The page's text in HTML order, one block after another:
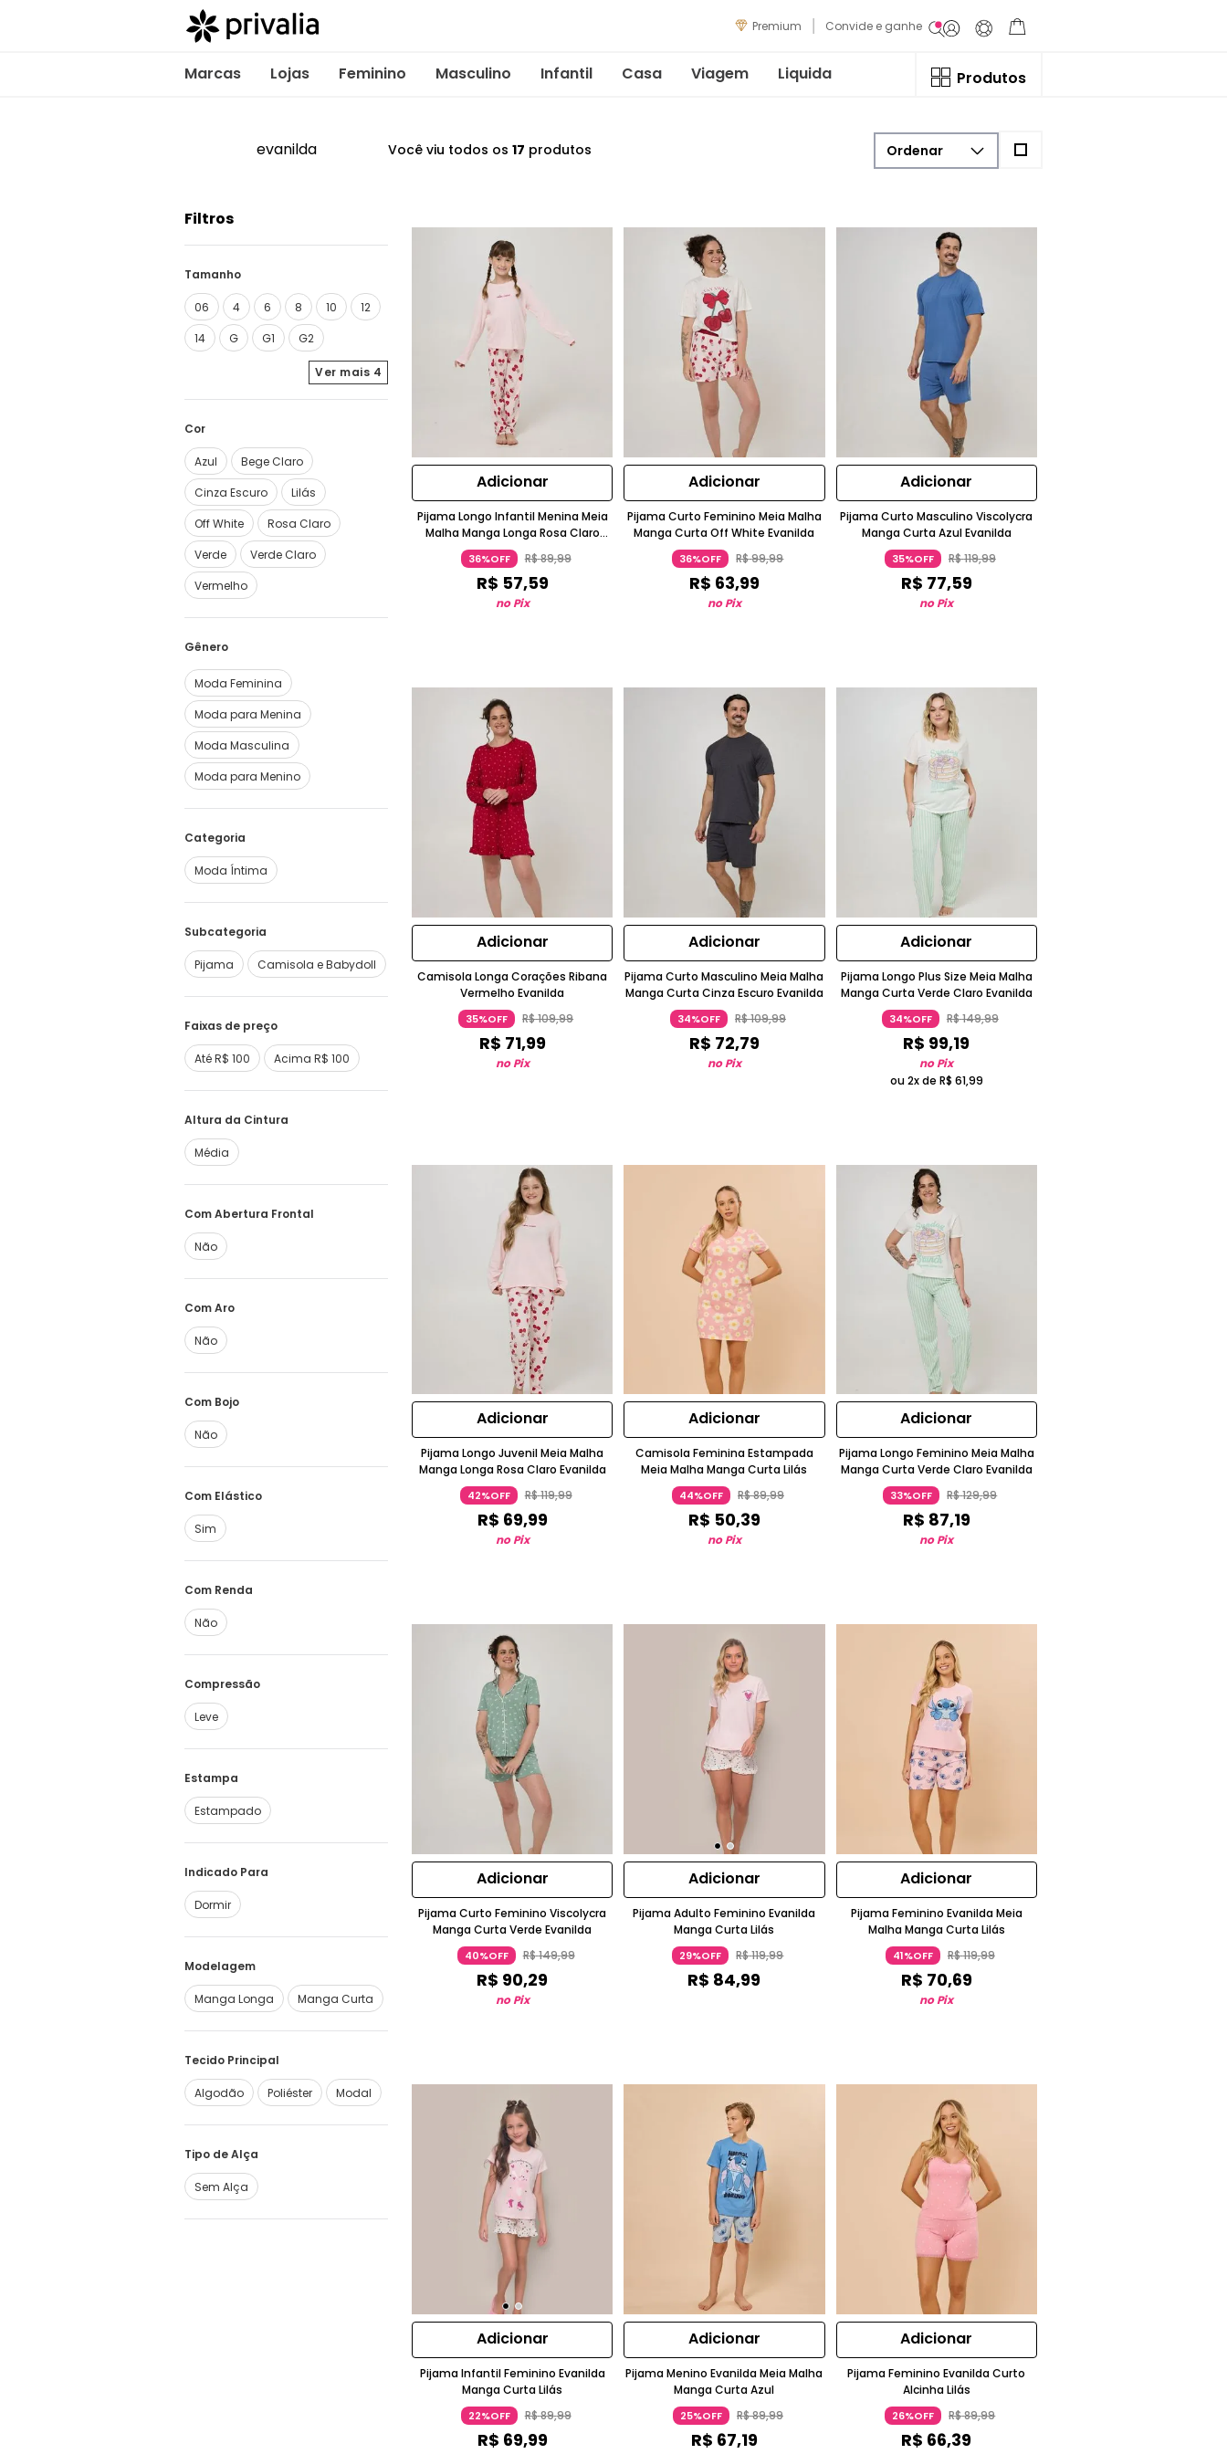
Premium Convide e ganhe
Marcas Lojas Feminino Masculino Infantil Casa Viagem Liquida Produtos
evanilda Você viu todos os 17 produtos
Filtros
Tamanho
06 4 6 8 10
12
14
G G1 G2
Ver mais 4
Cor
Azul
Bege Claro
Cinza Escuro
Lilás
Off White
Rosa Claro
Verde
Verde Claro
Vermelho
Moda Feminina
Moda para Menina
Moda Masculina
Moda para Menino
Categoria
Moda Íntima
Subcategoria
Pijama Camisola e Babydoll
Faixas de preço
Até R$ 100 Acima R$ 100
Altura da Cintura
Média
Com Abertura Frontal
Não
Com Aro
Não
Com Bojo
Não
Com Elástico
Sim
Com Renda
Não
Compressão
Leve
Estampa
Estampado
Indicado Para
Dormir
Modelagem
Manga Longa Manga Curta
Tecido Principal
Algodão Poliéster Modal
Tipo de Alça
Sem Alça
Adicionar
Pijama Longo Infantil Menina Meia
Malha Manga Longa Rosa Claro
Evanilda
36%OFF R$89,99
R$ 57,59
no Pix
Adicionar
Pijama Curto Feminino Meia Malha
Manga Curta Off White Evanilda
36%OFF R$99,99
R$ 63,99
no Pix
Adicionar
Pijama Curto Masculino Viscolycra
Manga Curta Azul Evanilda
35%OFF R$119,99
R$ 77,59
no Pix
Adicionar
Camisola Longa Corações Ribana
Vermelho Evanilda
35%OFF R$109,99
R$ 71,99
no Pix
Adicionar
Pijama Curto Masculino Meia Malha
Manga Curta Cinza Escuro Evanilda
34%OFF R$109,99
R$ 72,79
no Pix
Adicionar
Pijama Longo Plus Size Meia Malha
Manga Curta Verde Claro Evanilda
34%OFF R$149,99
R$ 99,19
no Pix
ou 2x de R$ 61,99
Adicionar
Pijama Longo Juvenil Meia Malha
Manga Longa Rosa Claro Evanilda
42%OFF R$119,99
R$ 69,99
no Pix
Adicionar
Camisola Feminina Estampada
Meia Malha Manga Curta Lilás
44%OFF R$89,99
R$ 50,39
no Pix
Adicionar
Pijama Longo Feminino Meia Malha
Manga Curta Verde Claro Evanilda
33%OFF R$129,99
R$ 87,19
no Pix
Adicionar
Pijama Curto Feminino Viscolycra
Manga Curta Verde Evanilda
40%OFF R$149,99
R$ 90,29
no Pix
Adicionar
Pijama Adulto Feminino Evanilda
Manga Curta Lilás
29%OFF R$119,99
R$ 84,99
Adicionar
Pijama Feminino Evanilda Meia
Malha Manga Curta Lilás
41%OFF R$119,99
R$ 70,69
no Pix
Adicionar
Pijama Infantil Feminino Evanilda
Manga Curta Lilás
22%OFF R$89,99
R$ 69,99
Adicionar
Pijama Menino Evanilda Meia Malha
Manga Curta Azul
25%OFF R$89,99
R$ 67,19
Adicionar
Pijama Feminino Evanilda Curto
Alcinha Lilás
26%OFF R$89,99
R$ 66,39